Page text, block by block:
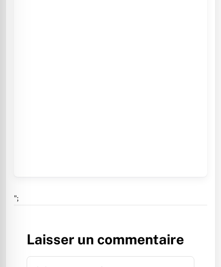
";
Laisser un commentaire
Commentaire